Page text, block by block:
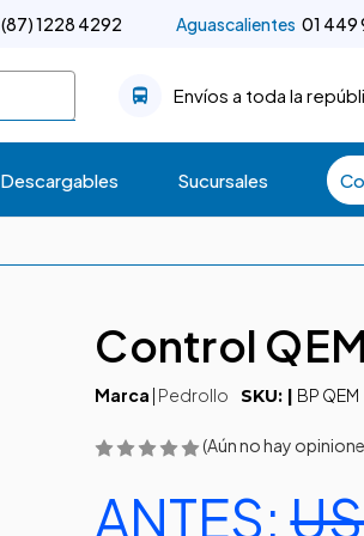
(87) 1228 4292 Aguascalientes 01 449
Envíos a toda la
Descargables Sucursales
Control QEM
Marca Pedrollo SKU: | BP QEM
(Aún no hay
ANTES: